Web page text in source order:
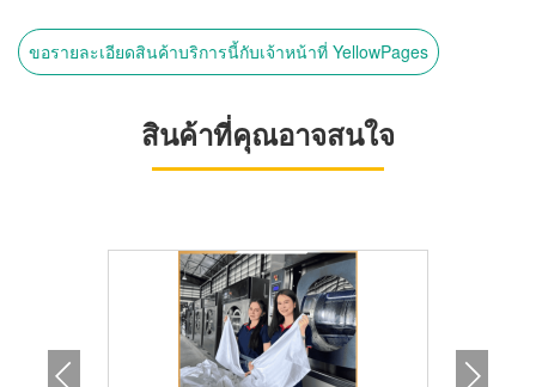
ขอรายละเอียดสินค้าบริการนี้กับเจ้าหน้าที่ YellowPages
สินค้าที่คุณอาจสนใจ